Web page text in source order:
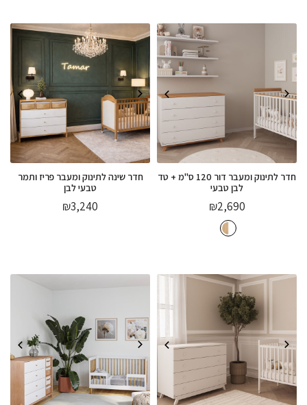
חדר לתינוק ומעבר דור 120 ס"מ + טד
לבן טבעי
₪2,690
חדר שינה לתינוק ומעבר פריז ותמר
טבעי לבן
₪3,240